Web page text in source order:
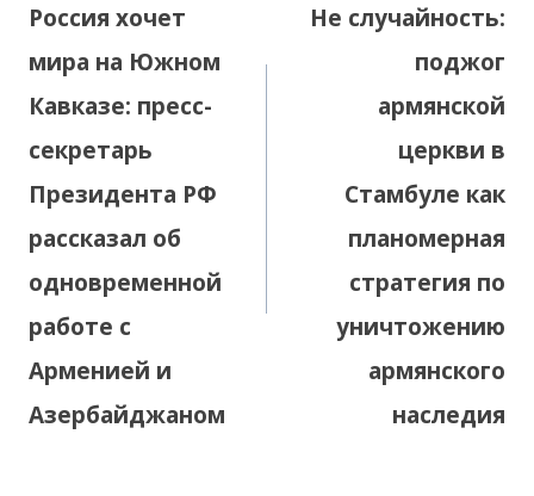
записям
Россия хочет
мира на Южном
Кавказе: пресс-
секретарь
Президента РФ
рассказал об
одновременной
работе с
Арменией и
Азербайджаном
Не случайность:
поджог
армянской
церкви в
Стамбуле как
планомерная
стратегия по
уничтожению
армянского
наследия